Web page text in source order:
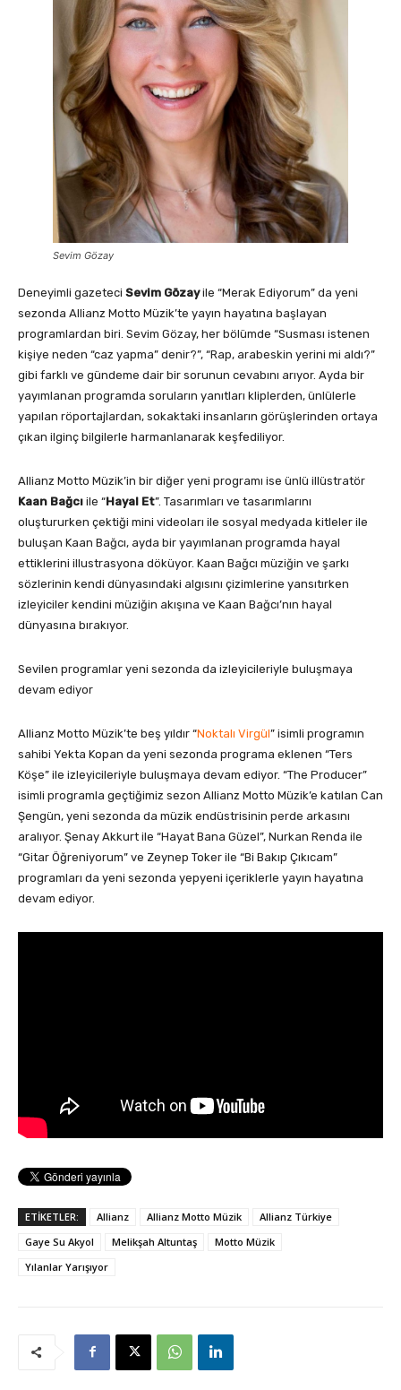
Sevim Gözay
Deneyimli gazeteci Sevim Gözayile “Merak Ediyorum” da yeni
sezonda Allianz Motto Müzik’te yayın hayatına başlayan
programlardan biri. Sevim Gözay, her bölümde “Susması istenen
kişiye neden “caz yapma” denir?”, “Rap, arabeskin yerini mi aldı?”
gibi farklı ve gündeme dair bir sorunun cevabını arıyor. Ayda bir
yayımlanan programda soruların yanıtları kliplerden, ünlülerle
yapılan röportajlardan, sokaktaki insanların görüşlerinden ortaya
çıkan ilginç bilgilerle harmanlanarak keşfediliyor.
Allianz Motto Müzik’in bir diğer yeni programı ise ünlü illüstratör
Kaan Bağcı ile “Hayal Et”. Tasarımları ve tasarımlarını
oluştururken çektiği mini videoları ile sosyal medyada kitleler ile
buluşan Kaan Bağcı, ayda bir yayımlanan programda hayal
ettiklerini illustrasyona döküyor. Kaan Bağcı müziğin ve şarkı
sözlerinin kendi dünyasındaki algısını çizimlerine yansıtırken
izleyiciler kendini müziğin akışına ve Kaan Bağcı’nın hayal
dünyasına bırakıyor.
Sevilen programlar yeni sezonda da izleyicileriyle buluşmaya
devam ediyor
Allianz Motto Müzik’te beş yıldır “Noktalı Virgül” isimli programın
sahibi Yekta Kopan da yeni sezonda programa eklenen “Ters
Köşe” ile izleyicileriyle buluşmaya devam ediyor. “The Producer”
isimli programla geçtiğimiz sezon Allianz Motto Müzik’e katılan Can
Şengün, yeni sezonda da müzik endüstrisinin perde arkasını
aralıyor. Şenay Akkurt ile “Hayat Bana Güzel”, Nurkan Renda ile
“Gitar Öğreniyorum” ve Zeynep Toker ile “Bi Bakıp Çıkıcam”
programları da yeni sezonda yepyeni içeriklerle yayın hayatına
devam ediyor.
ETİKETLER: Allianz Allianz Motto Müzik
Allianz Türkiye
Gaye Su Akyol
Melikşah Altuntaş
Motto Müzik
Yılanlar Yarışıyor